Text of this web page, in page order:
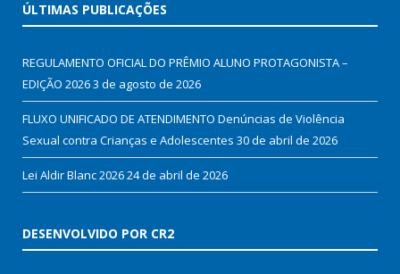
ÚLTIMAS PUBLICAÇÕES
REGULAMENTO OFICIAL DO PRÊMIO ALUNO PROTAGONISTA –
EDIÇÃO 20263 de agosto de 2026
FLUXO UNIFICADO DE ATENDIMENTO Denúncias de Violência
Sexual contra Crianças e Adolescentes 30 de abril de 2026
Lei Aldir Blanc 202624 de abril de 2026
DESENVOLVIDO POR CR2